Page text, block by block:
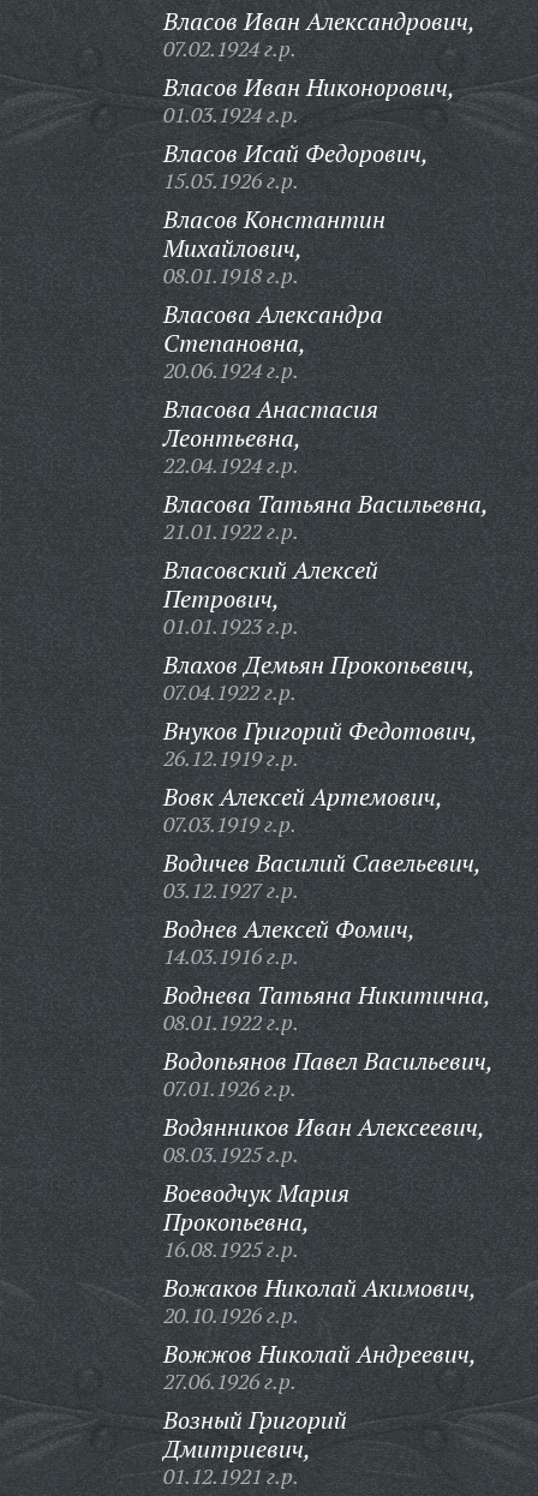
Власов Иван Александрович,
07.02.1924 г.р.
Власов Иван Никонорович,
01.03.1924 г.р.
Власов Исай Федорович,
15.05.1926 г.р.
Власов Константин
Михайлович,
08.01.1918 г.р.
Власова Александра
Степановна,
20.06.1924 г.р.
Власова Анастасия
Леонтьевна,
22.04.1924 г.р.
Власова Татьяна Васильевна,
21.01.1922 г.р.
Власовский Алексей
Петрович,
01.01.1923 г.р.
Влахов Демьян Прокопьевич,
07.04.1922 г.р.
Внуков Григорий Федотович,
26.12.1919 г.р.
Вовк Алексей Артемович,
07.03.1919 г.р.
Водичев Василий Савельевич,
03.12.1927 г.р.
Воднев Алексей Фомич,
14.03.1916 г.р.
Воднева Татьяна Никитична,
08.01.1922 г.р.
Водопьянов Павел Васильевич,
07.01.1926 г.р.
Водянников Иван Алексеевич,
08.03.1925 г.р.
Воеводчук Мария
Прокопьевна,
16.08.1925 г.р.
Вожаков Николай Акимович,
20.10.1926 г.р.
Вожжов Николай Андреевич,
27.06.1926 г.р.
Возный Григорий
Дмитриевич,
01.12.1921 г.р.